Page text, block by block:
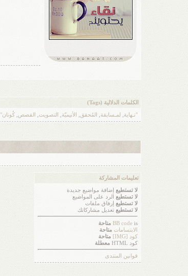
الكلمات الدلالية (Tags)
"نـهاية لمـسابقة المُحقق الأنيميّة التصويت القصص ,كُونان"
تعليمات المشاركة
لا تستطيع
إضافة مواضيع جديدة
لا تستطيع
الرد على المواضيع
لا تستطيع
إرفاق ملفات
لا تستطيع تعديل مشاركاتك
BB codeis
متاحة
الابتسامات متاحة
كود [IMG]
متاحة
كود HTML
معطلة
قوانين المنتدى